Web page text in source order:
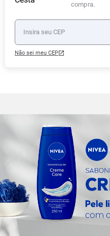
compra.
Não sei meu CEP